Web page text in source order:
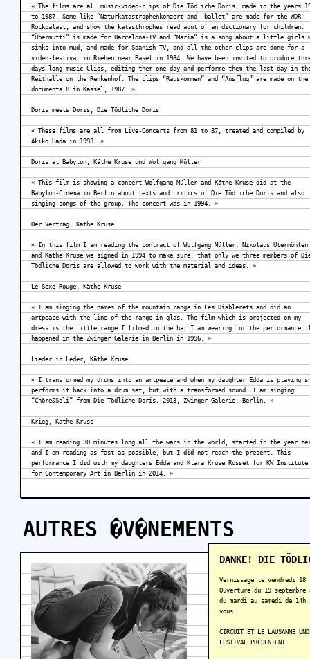
« The films are all music-video-clips of Die Tödliche Doris, made in the years
to 1987. Some like “Naturkatastrophenkonzert and -ballet” are made for the WDR-
Rockpalast, and show the katasthrophes read aout of an dictionary for children.
“Übermutti” is made for Barcelona-TV and “Maria” is a song about a little girls
sinks into mud, and made for Spanish TV, and all the other clips are done for a
video-festival in Riehen near Basel in 1984. We have been invited to produce
days long music-Clips, editing them one day and performe them the last day in
Reithalle on the Renkenhof. The clips “Rauskommen” and “Ausflug” are made on the
documenta 8 in Kassel, 1987. »
Doris meets Doris, Die Tödliche Doris
« These films are all from Live-Concerts from 81 to 87, treated and compiled by
Akiko Hada in 1993. »
Doris at Babylon, Käthe Kruse und Wolfgang Müller
« This film is showing a concert Wolfgang Müller and Käthe Kruse did at the
Babylon-Cinema in Berlin about texts and critics of Die Tödliche Doris and also
singing songs of the group. The concert was in 1994. »
Der Vertrag, Käthe Kruse
« In this film I am reading the contract of Wolfgang Müller, Nikolaus Utermöhlen
and Käthe Kruse we signed in 1994 to make sure, that only we three members of
Tödliche Doris are allowed to work with the material and ideas. »
Le Sexe Rouge, Käthe Kruse
« I am singing the names of the mountain range in Les Diablerets and did an
artpeace with the line of the range in glas. The film which is projected on my
dress is the little range I filmed in the hat I am wearing for the performance.
happened in the Zwinger Galerie in Berlin in 1996. »
Lieder in Leder, Käthe Kruse
« I transformed my drums into an artpeace and when my daughter Edda is playing
performs it back into a drum set, but with a transformed sound. I am singing
“Chöre&Soli” from Die Tödliche Doris. 2013, Zwinger Galerie, Berlin. »
Krieg, Käthe Kruse
« I am reading 30 minutes long all the wars in the world, started in the year
and I am reading as fast as possible, but I did not reach the present. This
performance I did with my daughters Edda and Klara Kruse Rosset for KW Institute
for Contemporary Art in Berlin in 2014. »
AUTRES �V�NEMENTS
DANKE! DIE
Vernissage le vendredi 18
Ouverture du 19 septembre
du mardi au samedi de
vous
CIRCUIT ET LE LAUSANNE
FESTIVAL PRÉSENTENT